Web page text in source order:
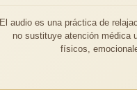
El audio es una práctica de
no sustituye atención médica
físicos,